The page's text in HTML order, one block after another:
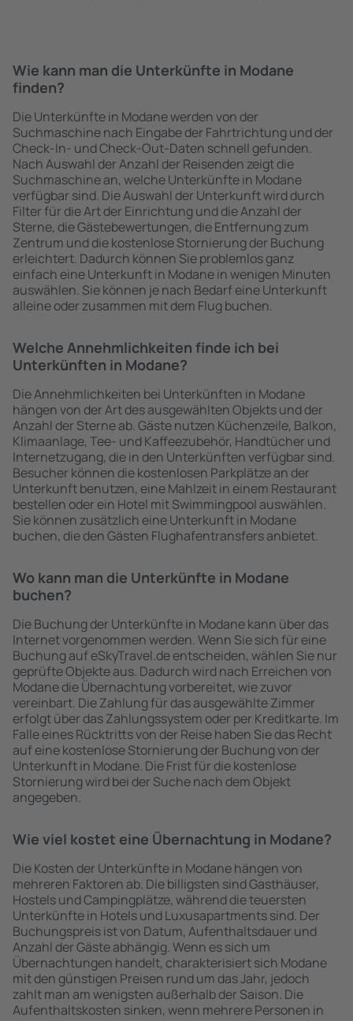
Wie kann man die Unterkünfte in Modane
finden?
Die Unterkünfte in Modane werden von der
Suchmaschine nach Eingabe der Fahrtrichtung und der
Check-In- und Check-Out-Daten schnell gefunden.
Nach Auswahl der Anzahl der Reisenden zeigt die
Suchmaschine an, welche Unterkünfte in Modane
verfügbar sind. Die Auswahl der Unterkunft wird durch
Filter für die Art der Einrichtung und die Anzahl der
Sterne, die Gästebewertungen, die Entfernung zum
Zentrum und die kostenlose Stornierung der Buchung
erleichtert. Dadurch können Sie problemlos ganz
einfach eine Unterkunft in Modane in wenigen Minuten
auswählen. Sie können je nach Bedarf eine Unterkunft
alleine oder zusammen mit dem Flug buchen.
Welche Annehmlichkeiten finde ich bei
Unterkünften in Modane?
Die Annehmlichkeiten bei Unterkünften in Modane
hängen von der Art des ausgewählten Objekts und der
Anzahl der Sterne ab. Gäste nutzen Küchenzeile, Balkon,
Klimaanlage, Tee- und Kaffeezubehör, Handtücher und
Internetzugang, die in den Unterkünften verfügbar sind.
Besucher können die kostenlosen Parkplätze an der
Unterkunft benutzen, eine Mahlzeit in einem Restaurant
bestellen oder ein Hotel mit Swimmingpool auswählen.
Sie können zusätzlich eine Unterkunft in Modane
buchen, die den Gästen Flughafentransfers anbietet.
Wo kann man die Unterkünfte in Modane
buchen?
Die Buchung der Unterkünfte in Modane kann über das
Internet vorgenommen werden. Wenn Sie sich für eine
Buchung auf eSkyTravel.de entscheiden, wählen Sie nur
geprüfte Objekte aus. Dadurch wird nach Erreichen von
Modane die Übernachtung vorbereitet, wie zuvor
vereinbart. Die Zahlung für das ausgewählte Zimmer
erfolgt über das Zahlungssystem oder per Kreditkarte. Im
Falle eines Rücktritts von der Reise haben Sie das Recht
auf eine kostenlose Stornierung der Buchung von der
Unterkunft in Modane. Die Frist für die kostenlose
Stornierung wird bei der Suche nach dem Objekt
angegeben.
Wie viel kostet eine Übernachtung in Modane?
Die Kosten der Unterkünfte in Modane hängen von
mehreren Faktoren ab. Die billigsten sind Gasthäuser,
Hostels und Campingplätze, während die teuersten
Unterkünfte in Hotels und Luxusapartments sind. Der
Buchungspreis ist von Datum, Aufenthaltsdauer und
Anzahl der Gäste abhängig. Wenn es sich um
Übernachtungen handelt, charakterisiert sich Modane
mit den günstigen Preisen rund um das Jahr, jedoch
zahlt man am wenigsten außerhalb der Saison. Die
Aufenthaltskosten sinken, wenn mehrere Personen in